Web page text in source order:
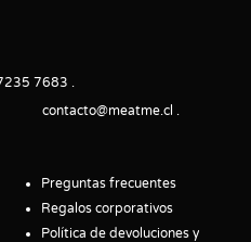
7683
contacto@meatme.cl
Preguntas frecuentes
Regalos corporativos
Política de devoluciones y